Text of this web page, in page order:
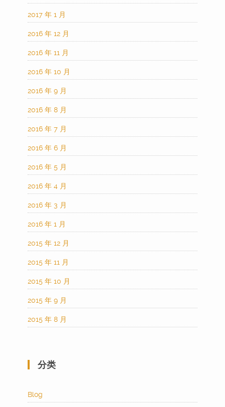
2017 年 1 月
2016 年 12 月
2016 年 11 月
2016 年 10 月
2016 年 9 月
2016 年 8 月
2016 年 7 月
2016 年 6 月
2016 年 5 月
2016 年 4 月
2016 年 3 月
2016 年 1 月
2015 年 12 月
2015 年 11 月
2015 年 10 月
2015 年 9 月
2015 年 8 月
分类
Blog